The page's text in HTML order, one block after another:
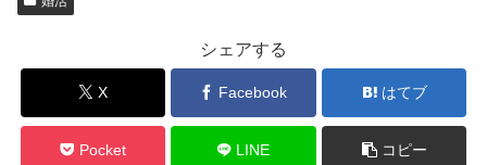
シェアする
X Facebook はてブ
Pocket LINE コピー